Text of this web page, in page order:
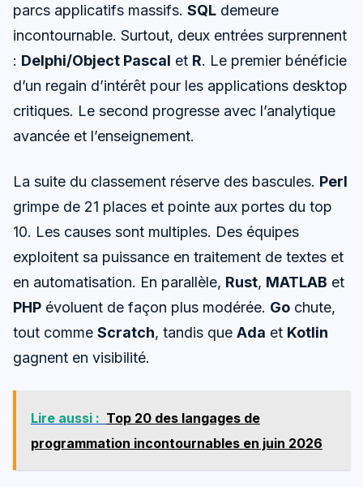
parcs applicatifs massifs. SQL demeure
incontournable. Surtout, deux entrées surprennent
: Delphi/Object Pascal et R. Le premier bénéficie
d’un regain d’intérêt pour les applications desktop
critiques. Le second progresse avec l’analytique
avancée et l’enseignement.
La suite du classement réserve des bascules. Perl
grimpe de 21 places et pointe aux portes du top
10. Les causes sont multiples. Des équipes
exploitent sa puissance en traitement de textes et
en automatisation. En parallèle, Rust, MATLAB et
PHP évoluent de façon plus modérée. Go chute,
tout comme Scratch, tandis que Ada et Kotlin
gagnent en visibilité.
Lire aussi : Top 20 des langages de
programmation incontournables en juin 2026